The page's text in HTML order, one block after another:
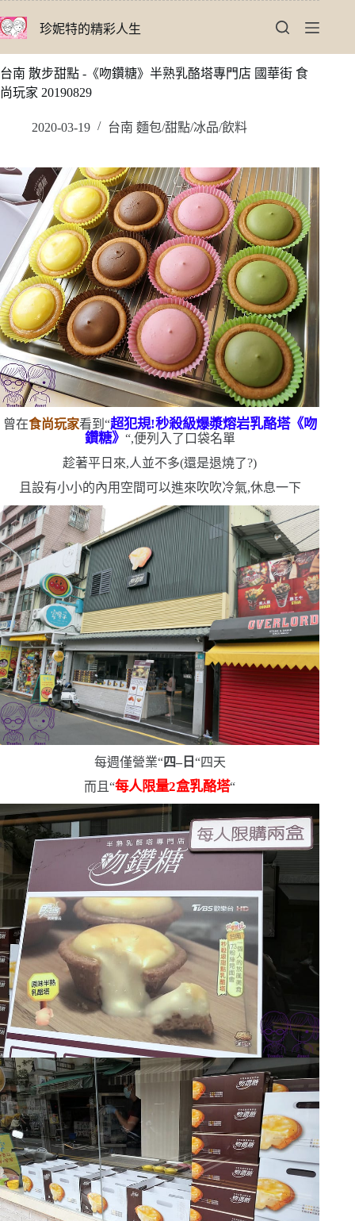
至
要
內
珍妮特的精彩人生
台南 散步甜點 -《吻鑽糖》半熟乳酪塔專門店 國華街 食
尚玩家 20190829
2020-03-19 台南 麵包/甜點/冰品/飲料
曾在食尚玩家看到 “超犯規!秒殺級爆漿熔岩乳酪塔《吻
鑽糖》 “,便列入了口袋名單
趁著平日來,人並不多(還是退燒了?)
且設有小小的內用空間可以進來吹吹冷氣,休息一下
每週僅營業“四–日 “四天
而且“每人限量2盒乳酪塔“